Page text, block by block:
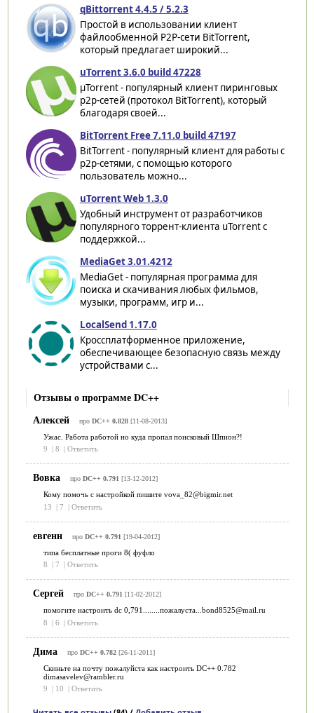
qBittorrent 4.4.5 / 5.2.3
Простой в использовании клиент
файлообменной P2P-сети BitTorrent,
который предлагает широкий...
uTorrent 3.6.0 build 47228
µTorrent - популярный клиент пиринговых
p2p-сетей (протокол BitTorrent), который
благодаря своей...
BitTorrent Free 7.11.0 build 47197
BitTorrent - популярный клиент для работы с
p2p-сетями, с помощью которого
пользователь можно...
uTorrent Web 1.3.0
Удобный инструмент от разработчиков
популярного торрент-клиента uTorrent с
поддержкой...
MediaGet 3.01.4212
MediaGet - популярная программа для
поиска и скачивания любых фильмов,
музыки, программ, игр и...
LocalSend 1.17.0
Кроссплатформенное приложение,
обеспечивающее безопасную связь между
устройствами с...
Отзывы о программе DC++
Алексей
про DC++ 0.828[11-08-2013]
Ужас. Работа работой но куда пропал поисковый Шпион?!
9
8 Ответить
Вовка про DC++ 0.791[13-12-2012]
Кому помочь с настройкой пишите vova_82@bigmir.net
13
| 7 | Ответить
евгенн про DC++ 0.791 [19-04-2012]
типа бесплатные проги 8( фуфло
8
7 Ответить
Сергей про DC++ 0.791[11-02-2012]
помогите настроить dc 0,791........пожалуста...bond8525@mail.ru
8
| 6 | Ответить
Дима про DC++ 0.782[26-11-2011]
Скиньте на почту пожалуйста как настроить DC++ 0.782
dimasavelev@rambler.ru
9
10 Ответить